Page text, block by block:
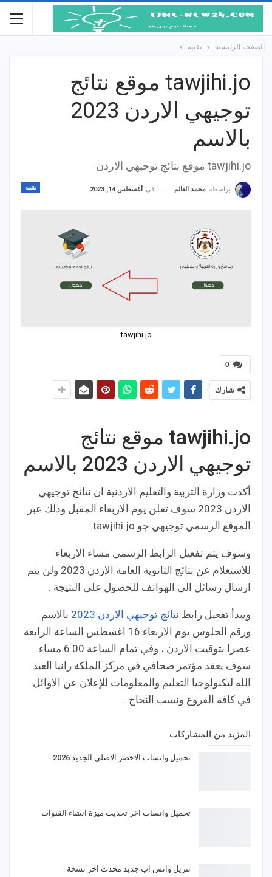
الصفحة الرئيسية تقنية
tawjihi.jo موقع نتائج
توجيهي الاردن 2023
بالاسم
tawjihi.jo موقع نتائج توجيهي الاردن
تقنية بواسطة محمد العالم في أغسطس 14, 2023
tawjihi.jo
0
شارك
tawjihi.jo موقع نتائج
توجيهي الاردن 2023 بالاسم
أكدت وزارة التربية والتعليم الاردنية ان نتائج توجيهي
الاردن 2023 سوف تعلن يوم الاربعاء المقبل وذلك عبر
الموقع الرسمي توجيهي جو tawjihi.jo
وسوف يتم تفعيل الرابط الرسمي مساء الاربعاء
للاستعلام عن نتائج الثانوية العامة الاردن 2023 ولن يتم
ارسال رسائل الى الهواتف للحصول على النتيجة .
ويبدأ تفعيل رابط نتائج توجيهي الاردن 2023
بالاسم
ورقم الجلوس يوم الاربعاء 16 اغسطس الساعة الرابعة
عصرا بتوقيت الاردن ، وفي تمام الساعة 6:00 مساء
سوف يعقد مؤتمر صحافي في مركز الملكة رانيا العبد
الله لتكنولوجيا التعليم والمعلومات للإعلان عن الاوائل
في كافة الفروع ونسب النجاح .
المزيد من المشاركات
تحميل واتساب الاخضر الاصلي الجديد 2026
تحميل واتساب اخر تحديث ميزة انشاء القنوات
تنزيل واتس اب جديد محدث اخر نسخة